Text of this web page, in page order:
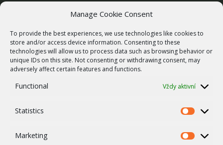
Manage Cookie Consent
To provide the best experiences, we use technologies like cookies to
store and/or access device information. Consenting to these
technologies will allow us to process data such as browsing behavior or
unique IDs on this site. Not consenting or withdrawing consent, may
adversely affect certain features and functions.
Functional Vždy aktivní
Statistics Statistics
Marketing Marketing
Bezdrátové sítě
Zakázková výroba
Report zranitelnosti
O NÁS